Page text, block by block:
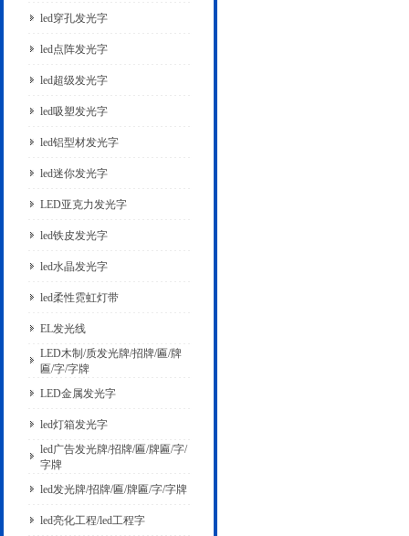
led穿孔发光字
led点阵发光字
led超级发光字
led吸塑发光字
led铝型材发光字
led迷你发光字
LED亚克力发光字
led铁皮发光字
led水晶发光字
led柔性霓虹灯带
EL发光线
LED木制/质发光牌/招牌/匾/牌
匾/字/字牌
LED金属发光字
led灯箱发光字
led广告发光牌/招牌/匾/牌匾/字/
字牌
led发光牌/招牌/匾/牌匾/字/字牌
led亮化工程/led工程字